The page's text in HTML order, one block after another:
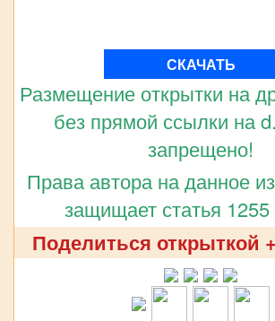
СКАЧАТЬ
Размещение открытки на
без прямой ссылки на
запрещено!
Права автора на данное
защищает статья
Поделиться открыткой